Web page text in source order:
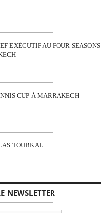
EXÉCUTIF AU FOUR SEASONS
CUP À MARRAKECH
TOUBKAL
NEWSLETTER